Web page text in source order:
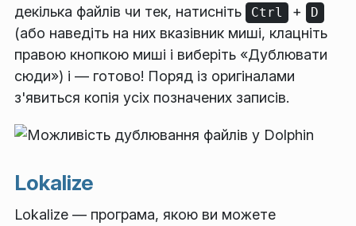
декілька файлів чи тек, натисніть
Ctrl + D
(або наведіть на них вказівник миші, клацніть
правою кнопкою миші і виберіть «Дублювати
сюди») і — готово! Поряд із оригіналами
з'явиться копія усіх позначених записів.
Lokalize
Lokalize — програма, якою ви можете